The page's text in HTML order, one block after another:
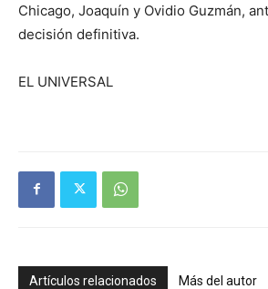
Chicago, Joaquín y Ovidio Guzmán,
decisión definitiva.
EL UNIVERSAL
Artículos relacionados Más del autor